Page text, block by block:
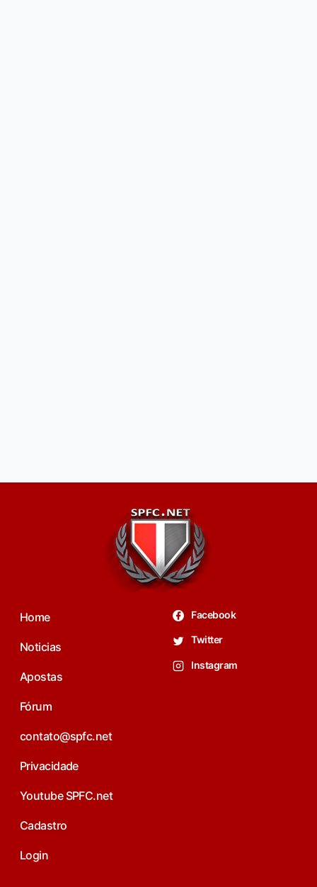
Home
Noticias
Apostas
Fórum
contato@spfc.net
Privacidade
Youtube SPFC.net
Cadastro
Login
Facebook
Twitter
Instagram